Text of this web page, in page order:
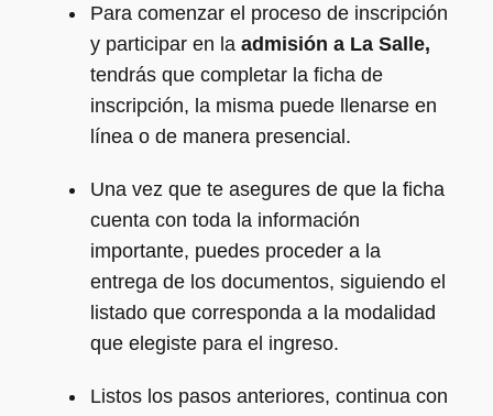
Para comenzar el proceso de inscripción
y participar en la admisión a La Salle,
tendrás que completar la ficha de
inscripción, la misma puede llenarse en
línea o de manera presencial.
Una vez que te asegures de que la ficha
cuenta con toda la información
importante, puedes proceder a la
entrega de los documentos, siguiendo el
listado que corresponda a la modalidad
que elegiste para el ingreso.
Listos los pasos anteriores, continua con